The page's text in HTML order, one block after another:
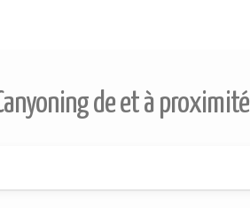
de et à proximité